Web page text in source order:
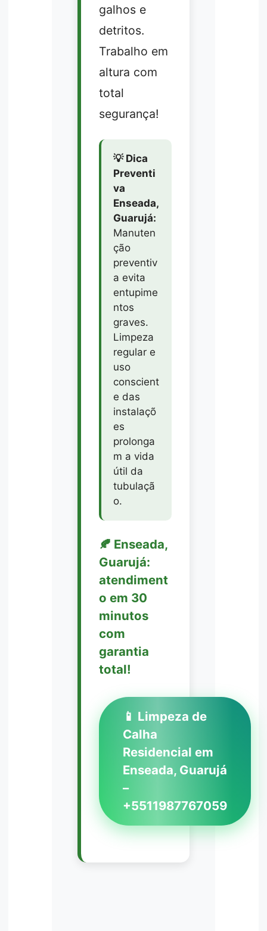
galhos e
detritos.
Trabalho em
altura com
total
segurança!
💡 Dica
Preventi
va
Enseada,
Guarujá:
Manuten
ção
preventiv
a evita
entupime
ntos
graves.
Limpeza
regular e
uso
conscient
e das
instalaçõ
es
prolonga
m a vida
útil da
tubulaçã
o.
🍂 Enseada,
Guarujá:
atendiment
o em 30
minutos
com
garantia
total!
📱 Limpeza de
Calha
Residencial em
Enseada, Guarujá
–
+5511987767059